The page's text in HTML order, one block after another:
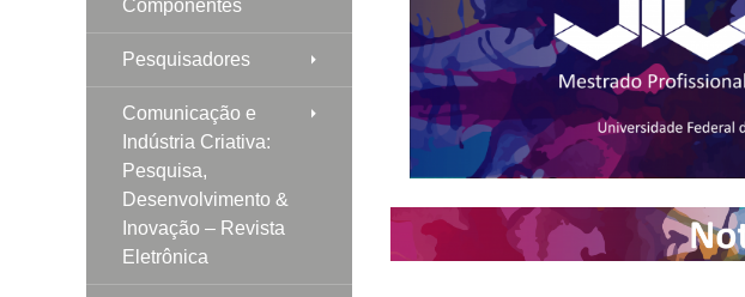
Componentes
Pesquisadores
Comunicação e
Indústria Criativa:
Pesquisa,
Desenvolvimento &
Inovação – Revista
Eletrônica